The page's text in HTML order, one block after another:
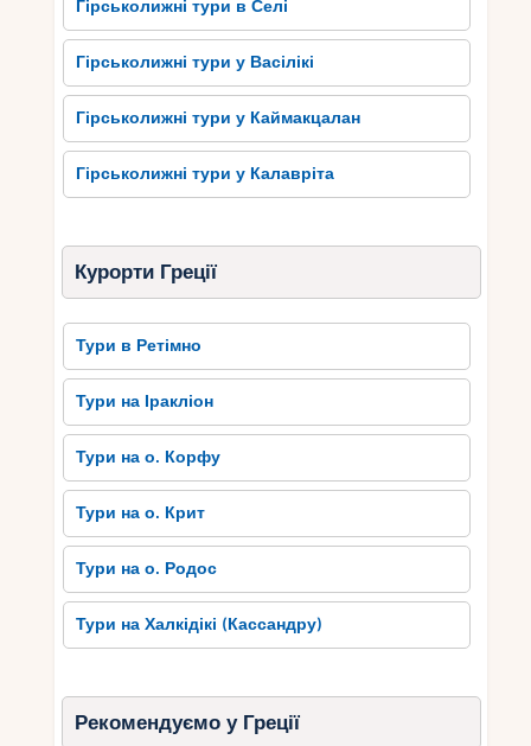
Гірськолижні тури в Селі
Гірськолижні тури у Васілікі
Гірськолижні тури у Каймакцалан
Гірськолижні тури у Калавріта
Курорти Греції
Тури в Ретімно
Тури на Іракліон
Тури на о. Корфу
Тури на о. Крит
Тури на о. Родос
Тури на Халкідікі (Кассандру)
Рекомендуємо у Греції